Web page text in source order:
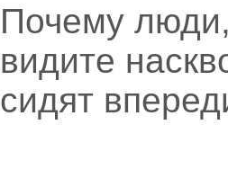
Почему
видите
сидят